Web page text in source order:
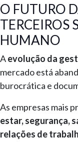
O FUTURO
TERCEIROS
HUMANO
Aevolução da
mercado está
burocrática e
As empresas mais
estar, segurança,
relações de